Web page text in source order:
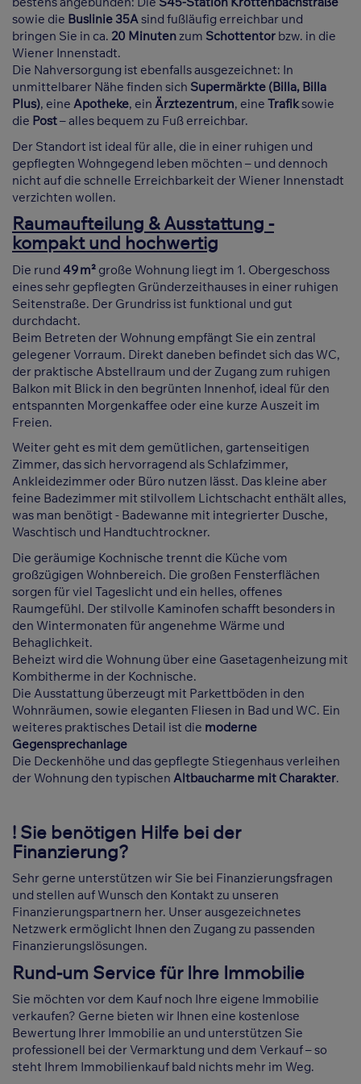
sowie die Buslinie 35Asind fußläufig erreichbar und
bringen Sie in ca. 20 Minutenzum Schottentor bzw. in die
Wiener Innenstadt.
Die Nahversorgung ist ebenfalls ausgezeichnet: In
unmittelbarer Nähe finden sich Supermärkte (Billa, Billa
Plus), eine Apotheke, ein Ärztezentrum, eine Trafiksowie
die Post– alles bequem zu Fuß erreichbar.
Der Standort ist ideal für alle, die in einer ruhigen und
gepflegten Wohngegend leben möchten – und dennoch
nicht auf die schnelle Erreichbarkeit der Wiener Innenstadt
verzichten wollen.
Raumaufteilung & Ausstattung -
kompakt und hochwertig
Die rund 49 m² große Wohnung liegt im 1. Obergeschoss
eines sehr gepflegten Gründerzeithauses in einer ruhigen
Seitenstraße. Der Grundriss ist funktional und gut
durchdacht.
Beim Betreten der Wohnung empfängt Sie ein zentral
gelegener Vorraum. Direkt daneben befindet sich das WC,
der praktische Abstellraum und der Zugang zum ruhigen
Balkon mit Blick in den begrünten Innenhof, ideal für den
entspannten Morgenkaffee oder eine kurze Auszeit im
Freien.
Weiter geht es mit dem gemütlichen, gartenseitigen
Zimmer, das sich hervorragend als Schlafzimmer,
Ankleidezimmer oder Büro nutzen lässt. Das kleine aber
feine Badezimmer mit stilvollem Lichtschacht enthält alles,
was man benötigt - Badewanne mit integrierter Dusche,
Waschtisch und Handtuchtrockner.
Die geräumige Kochnische trennt die Küche vom
großzügigen Wohnbereich. Die großen Fensterflächen
sorgen für viel Tageslicht und ein helles, offenes
Raumgefühl. Der stilvolle Kaminofen schafft besonders in
den Wintermonaten für angenehme Wärme und
Behaglichkeit.
Beheizt wird die Wohnung über eine Gasetagenheizung mit
Kombitherme in der Kochnische.
Die Ausstattung überzeugt mit Parkettböden in den
Wohnräumen, sowie eleganten Fliesen in Bad und WC. Ein
weiteres praktisches Detail ist die moderne
Gegensprechanlage
Die Deckenhöhe und das gepflegte Stiegenhaus verleihen
der Wohnung den typischen Altbaucharme mit Charakter.
! Sie benötigen Hilfe bei der
Finanzierung?
Sehr gerne unterstützen wir Sie bei Finanzierungsfragen
und stellen auf Wunsch den Kontakt zu unseren
Finanzierungspartnern her. Unser ausgezeichnetes
Netzwerk ermöglicht Ihnen den Zugang zu passenden
Finanzierungslösungen.
Rund-um Service für Ihre Immobilie
Sie möchten vor dem Kauf noch Ihre eigene Immobilie
verkaufen? Gerne bieten wir Ihnen eine kostenlose
Bewertung Ihrer Immobilie an und unterstützen Sie
professionell bei der Vermarktung und dem Verkauf – so
steht Ihrem Immobilienkauf bald nichts mehr im Weg.